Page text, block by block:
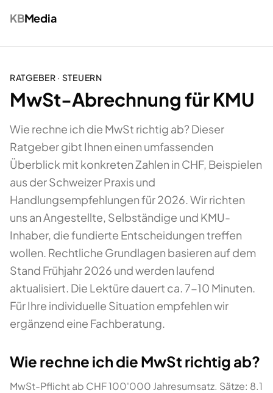
KBMedia
RATGEBER · STEUERN
MwSt-Abrechnung für KMU
Wie rechne ich die MwSt richtig ab? Dieser
Ratgeber gibt Ihnen einen umfassenden
Überblick mit konkreten Zahlen in CHF, Beispielen
aus der Schweizer Praxis und
Handlungsempfehlungen für 2026. Wir richten
uns an Angestellte, Selbständige und KMU-
Inhaber, die fundierte Entscheidungen treffen
wollen. Rechtliche Grundlagen basieren auf dem
Stand Frühjahr 2026 und werden laufend
aktualisiert. Die Lektüre dauert ca. 7-10 Minuten.
Für Ihre individuelle Situation empfehlen wir
ergänzend eine Fachberatung.
Wie rechne ich die MwSt richtig ab?
MwSt-Pflicht ab CHF 100'000 Jahresumsatz. Sätze: 8.1